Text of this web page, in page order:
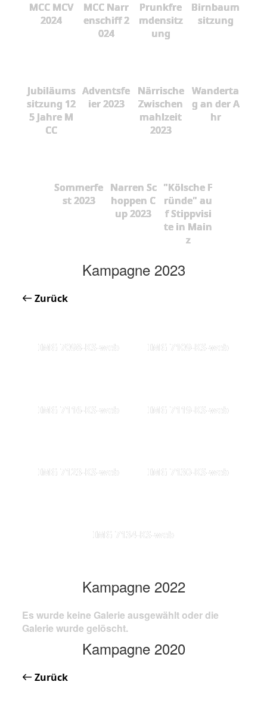
MCC MCV
2024
MCC Narr
enschiff 2
024
Prunkfre
mdensitz
ung
Birnbaum
sitzung
Jubiläums
sitzung 12
5 Jahre M
CC
Adventsfe
ier 2023
Närrische
Zwischen
mahlzeit
2023
Wanderta
g an der A
hr
Sommerfe
st 2023
Narren Sc
hoppen C
up 2023
"Kölsche F
ründe" au
f Stippvisi
te in Main
z
Kampagne 2023
Zurück
IMG 7098-KS-web IMG 7109-KS-web
IMG 7116-KS-web IMG 7119-KS-web
IMG 7123-KS-web IMG 7130-KS-web
IMG 7134-KS-web
Kampagne 2022
Es wurde keine Galerie ausgewählt oder die
Galerie wurde gelöscht.
Kampagne 2020
Zurück